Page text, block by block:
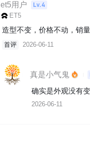
et5用户 Lv.4
ET5
造型不变，价格不动，销
首评 2026-06-11
真是小气鬼
确实是外观没有
2026-06-11